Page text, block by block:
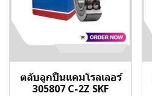
ตลับลูกปืนแคมโรลเลอร์
305807 C-2Z SKF